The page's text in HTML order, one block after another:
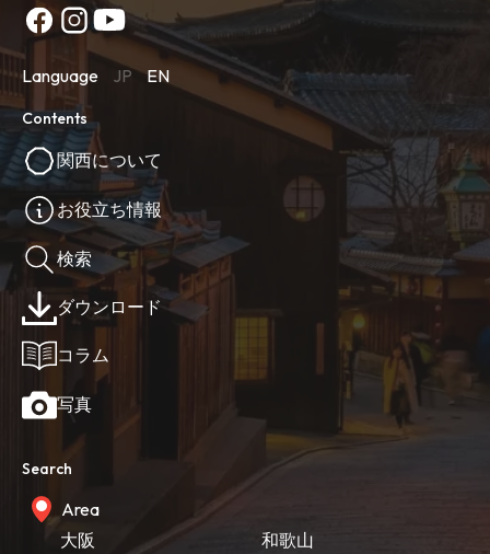
Language JP EN
Contents
関西について
お役立ち情報
検索
ダウンロード
コラム
写真
Search
Area
大阪
和歌山